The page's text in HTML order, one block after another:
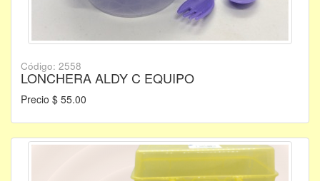
Código: 2558
LONCHERA ALDY C EQUIPO
Precio $ 55.00